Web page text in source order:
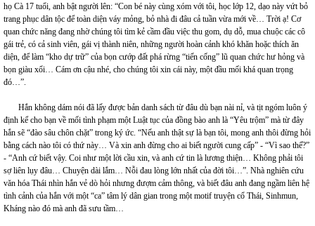
họ Cà 17 tuổi, anh bật người lên: “Con bé này cùng xóm với tôi, học lớp 12, dạo này vứt bỏ
trang phục dân tộc để toàn diện váy mỏng, bỏ nhà đi đâu cả tuần vừa mới về… Trời ạ! Cơ
quan chức năng đang nhờ chúng tôi tìm kẻ cầm đầu việc thu gom, dụ dỗ, mua chuộc các cô
gái trẻ, có cả sinh viên, gái vị thành niên, những người hoàn cảnh khó khăn hoặc thích ăn
diện, để làm “kho dự trữ” của bọn cướp đất phá rừng “tiến cống” lũ quan chức hư hỏng và
bọn giàu xổi… Cám ơn cậu nhé, cho chúng tôi xin cái này, một đầu mối khá quan trọng
đó…”.
Hắn không dám nói đã lấy được bản danh sách từ đâu dù bạn nài nỉ, và tịt ngóm luôn ý
định kể cho bạn về mối tình phạm một Luật tục của đồng bào anh là “Yêu trộm” mà từ đây
hắn sẽ “đào sâu chôn chặt” trong ký ức. “Nếu anh thật sự là bạn tôi, mong anh thôi đừng hỏi
bằng cách nào tôi có thứ này… Và xin anh đừng cho ai biết người cung cấp” - “Vì sao thế?”
- “Anh cứ biết vậy. Coi như một lời cầu xin, và anh cứ tin là lương thiện… Không phải tôi
sợ liên lụy đâu… Chuyện dài lắm… Nỗi đau lòng lớn nhất của đời tôi…”. Nhà nghiên cứu
văn hóa Thái nhìn hắn vẻ dò hỏi nhưng đượm cảm thông, và biết đâu anh đang ngầm liên hệ
tình cảnh của hắn với một “ca” tâm lý dân gian trong một motif truyện cổ Thái, Sinhmun,
Kháng nào đó mà anh đã sưu tầm…